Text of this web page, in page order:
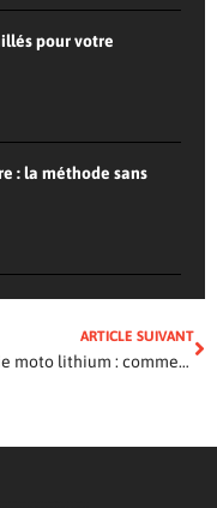
pour votre
: la méthode sans
ARTICLE SUIVANT
Batterie moto lithium : comment bien la choisir ?